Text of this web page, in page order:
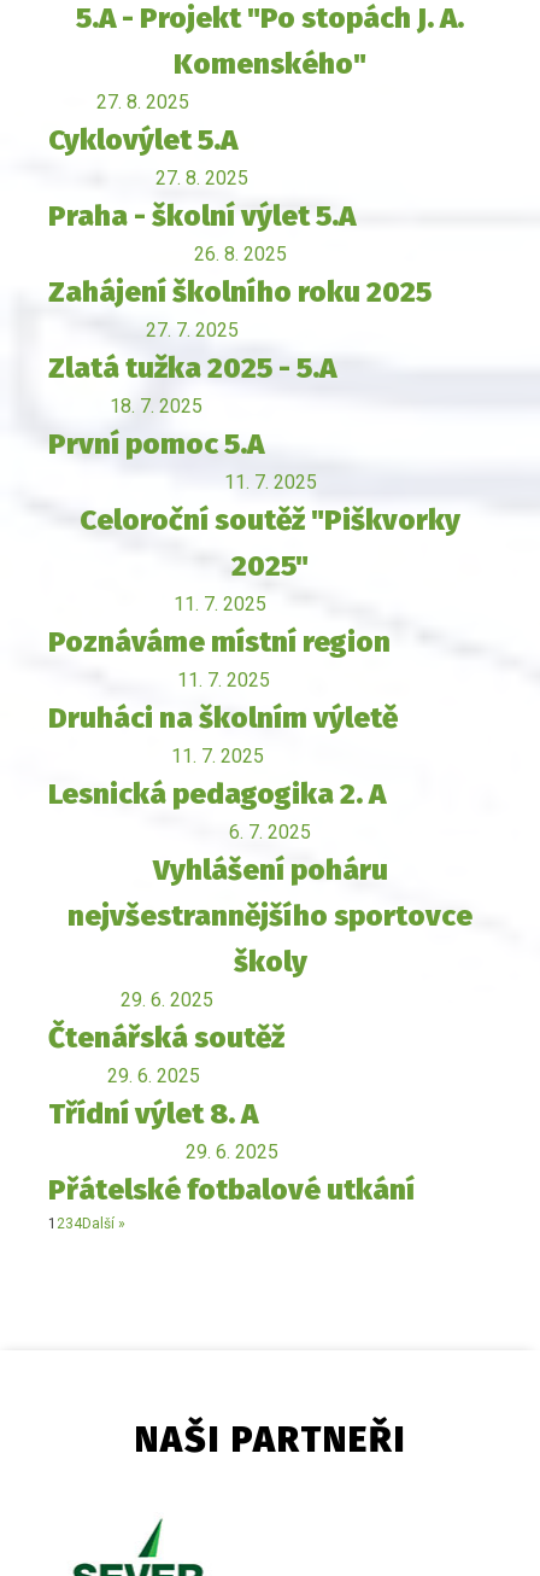
5.A - Projekt "Po stopách J. A.
Komenského"
27. 8. 2025
Cyklovýlet 5.A
27. 8. 2025
Praha - školní výlet 5.A
26. 8. 2025
Zahájení školního roku 2025
27. 7. 2025
Zlatá tužka 2025 - 5.A
18. 7. 2025
První pomoc 5.A
11. 7. 2025
Celoroční soutěž "Piškvorky
2025"
11. 7. 2025
Poznáváme místní region
11. 7. 2025
Druháci na školním výletě
11. 7. 2025
Lesnická pedagogika 2. A
6. 7. 2025
Vyhlášení poháru
nejvšestrannějšího sportovce
školy
29. 6. 2025
Čtenářská soutěž
29. 6. 2025
Třídní výlet 8. A
29. 6. 2025
Přátelské fotbalové utkání
1 234Další »
NAŠI PARTNEŘI